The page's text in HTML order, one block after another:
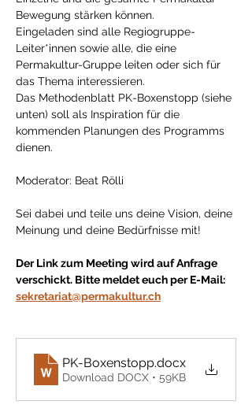
Bewegung stärken können.
Eingeladen sind alle Regiogruppe-
Leiter*innen sowie alle, die eine
Permakultur-Gruppe leiten oder sich für
das Thema interessieren.
Das Methodenblatt PK-Boxenstopp (siehe
unten) soll als Inspiration für die
kommenden Planungen des Programms
dienen.
Moderator: Beat Rölli
Sei dabei und teile uns deine Vision, deine
Meinung und deine Bedürfnisse mit!
Der Link zum Meeting wird auf Anfrage
verschickt. Bitte meldet euch per E-Mail:
sekretariat@permakultur.ch
PK-Boxenstopp.docx
Download DOCX • 59KB